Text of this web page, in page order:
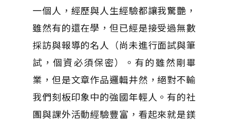
一個人，經歷與人生經驗都讓我驚艷，
雖然有的還在學，但已經是接受過無數
採訪與報導的名人（尚未進行面試與筆
試，個資必須保密）。有的雖然剛畢
業，但是文章作品邏輯井然，絕對不輸
我們刻板印象中的強國年輕人。有的社
團與課外活動經驗豐富，看起來就是鎂